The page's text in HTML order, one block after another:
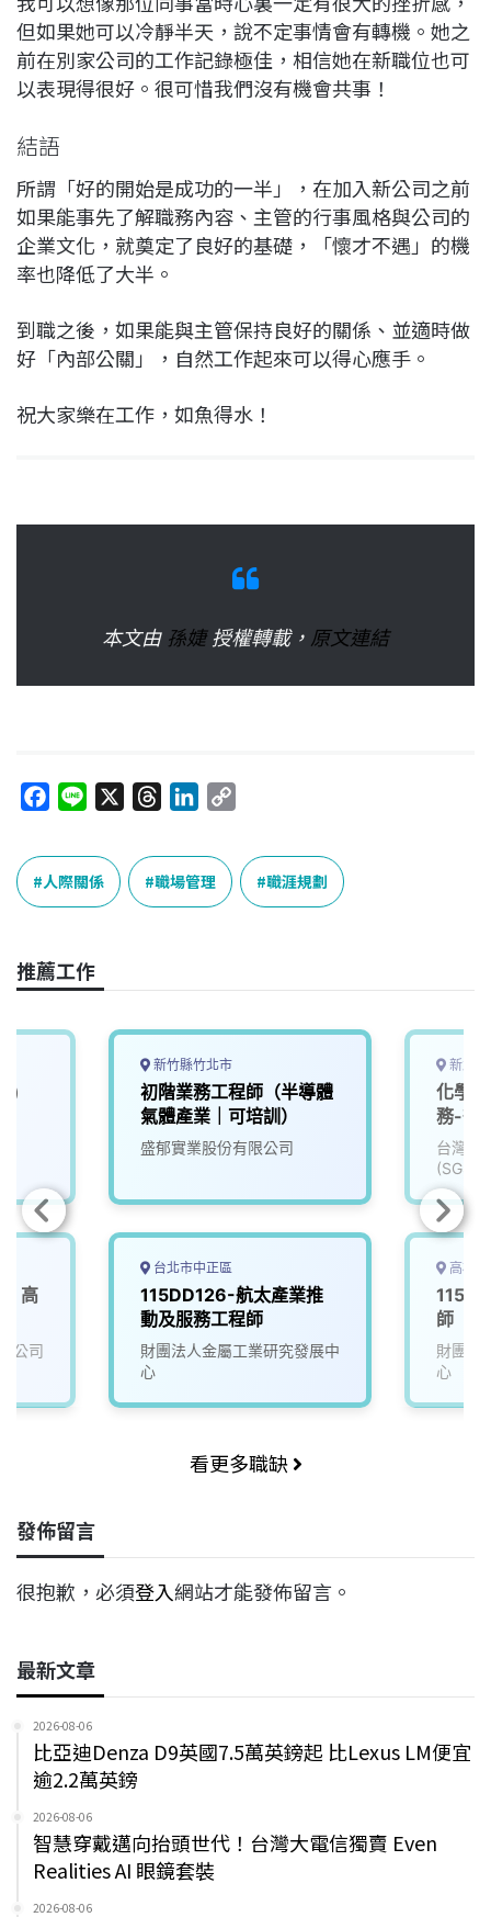
但如果她可以冷靜半天，說不定事情會有轉機。她之
前在別家公司的工作記錄極佳，相信她在新職位也可
以表現得很好。很可惜我們沒有機會共事！
結語
所謂「好的開始是成功的一半」，在加入新公司之前
如果能事先了解職務內容、主管的行事風格與公司的
企業文化，就奠定了良好的基礎，「懷才不遇」的機
率也降低了大半。
到職之後，如果能與主管保持良好的關係、並適時做
好「內部公關」，自然工作起來可以得心應手。
祝大家樂在工作，如魚得水！
本文由 孫婕授權轉載， 原文連結
c
e
b
o
k
n
e
r
e
a
n
k
e
n
y
k
人際關係 職場管理 職涯規劃
推薦工作
)
高
公司
新竹縣竹北市
初階業務工程師（半導體
氣體產業｜可培訓）
盛郁實業股份有限公司
台北市中正區
115DD126-航太產業推
動及服務工程師
財團法人金屬工業研究發展中
心
新北
化學
務-微
台灣檢
(SGS)
高雄
師
財團法
心
看更多職缺
發佈留言
很抱歉，必須登入網站才能發佈留言。
最新文章
2026-08-06
比亞迪Denza D9英國7.5萬英鎊起 比Lexus LM便宜
逾2.2萬英鎊
2026-08-06
智慧穿戴邁向抬頭世代！台灣大電信獨賣 Even
Realities AI 眼鏡套裝
2026-08-06